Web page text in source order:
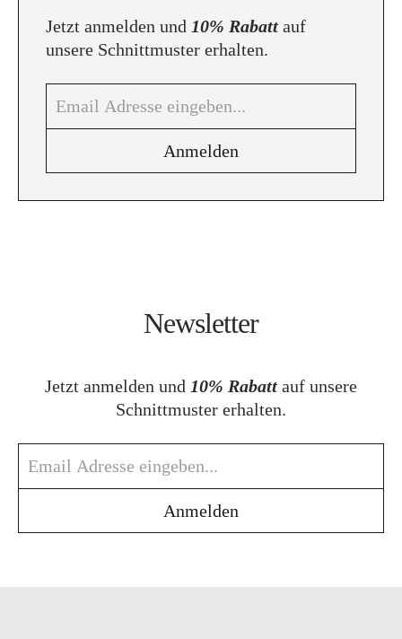
Jetzt anmelden und 10% Rabatt auf
unsere Schnittmuster erhalten.
Newsletter
Jetzt anmelden und 10% Rabatt auf unsere
Schnittmuster erhalten.